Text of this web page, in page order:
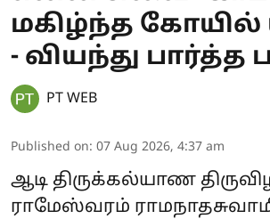
மகிழ்ந்த
- வியந்து பார்த்த
PT WEB
Published on: 07 Aug 2026, 4:37 am
ஆடி திருக்கல்யாண
ராமேஸ்வரம்